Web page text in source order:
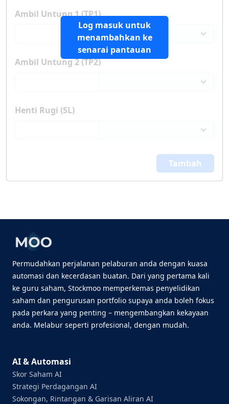
Log masuk untuk
menambahkan ke
senarai pantauan
Ambil Untung 1 (TP1)
Ambil Untung 2 (TP2)
Henti Rugi (SL)
Tambah
Permudahkan perjalanan pelaburan anda dengan kuasa
automasi dan kecerdasan buatan. Dari yang pertama kali
ke guru saham, Stockmoo memperkemas penyelidikan
saham dan pengurusan portfolio supaya anda boleh fokus
pada perkara yang penting – mengembangkan kekayaan
anda. Melabur seperti profesional, dengan mudah.
AI & Automasi
Skor Saham AI
Strategi Perdagangan AI
Sokongan, Rintangan & Garisan Aliran AI